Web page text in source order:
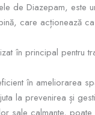
de Diazepam,
care acționează
în principal pentru
în ameliorarea
la prevenirea și